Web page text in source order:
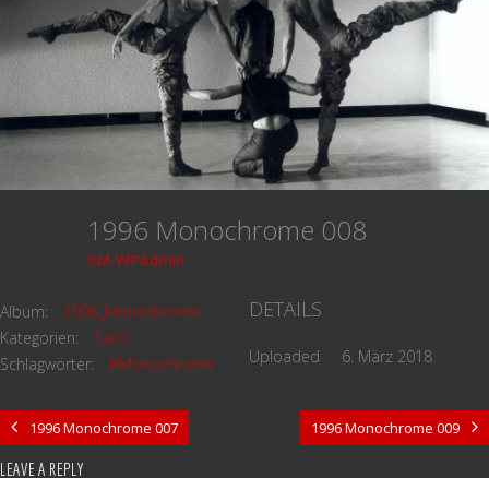
1996 Monochrome 008
SM-WPAdmin
Album:
1996_Monochrome
Kategorien:
Tanz
Schlagwörter:
#Monochrome
DETAILS
Uploaded 6. März 2018
1996 Monochrome 007 1996 Monochrome 009
LEAVE A REPLY